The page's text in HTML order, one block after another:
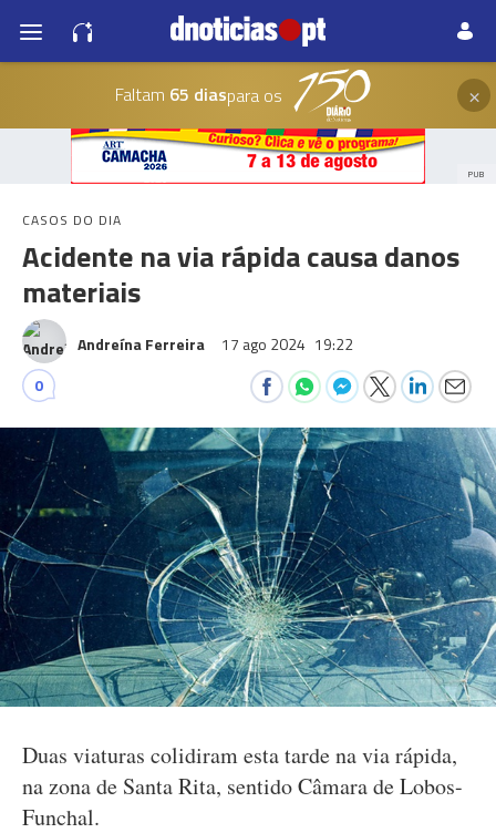
Faltam 65 diaspara os ×
PUB
CASOS DO DIA
Acidente na via rápida causa danos
materiais
Andreína Ferreira 17 ago 2024 19:22
0
Duas viaturas colidiram esta tarde na via rápida,
na zona de Santa Rita, sentido Câmara de Lobos-
Funchal.